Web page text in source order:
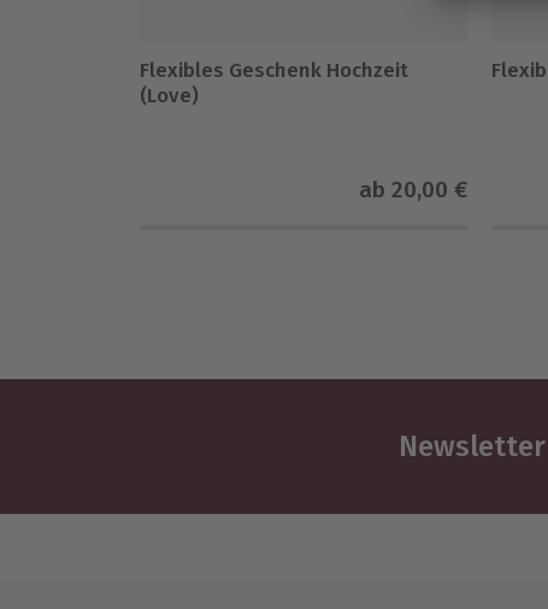
Flexibles Geschenk Hochzeit
(Love)
ab 20,00 €